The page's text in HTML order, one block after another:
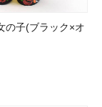
の子(ブラック×オ